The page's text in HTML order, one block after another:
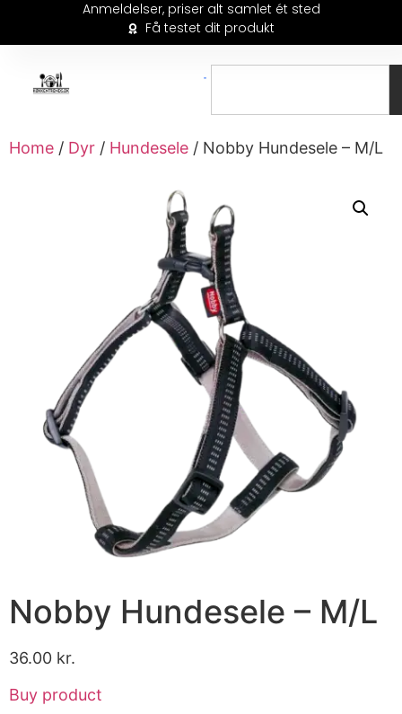
Anmeldelser, priser alt samlet ét sted
Få testet dit produkt
Home / Dyr / Hundesele / Nobby Hundesele – M/L
Nobby Hundesele – M/L
36.00 kr.
Buy product